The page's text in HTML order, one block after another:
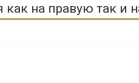
на правую так и